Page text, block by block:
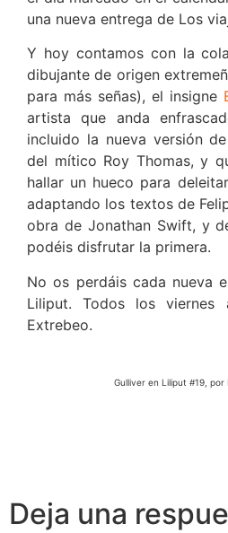
una nueva entrega de Los
Y hoy contamos con la
dibujante de origen
para más señas), el insigne
artista que anda
incluido la nueva versión
del mítico Roy Thomas, y
hallar un hueco para
adaptando los textos de
obra de Jonathan Swift, y
podéis disfrutar la primera.
No os perdáis cada nueva
Liliput. Todos los
Extrebeo.
Gulliver en Liliput #19, por
Deja una